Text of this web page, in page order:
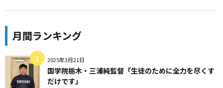
月間ランキング
2025年3月21日
国学院栃木・三浦純監督「生徒のために全力を尽くす
だけです」